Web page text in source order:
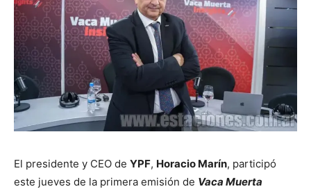
El presidente y CEO de YPF, Horacio Marín, participó
este jueves de la primera emisión de Vaca Muerta